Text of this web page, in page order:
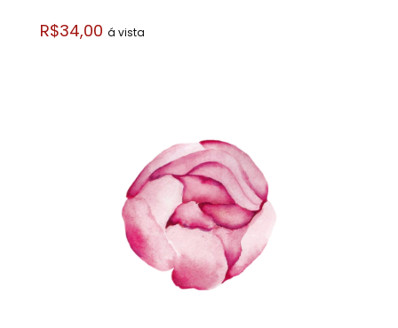
R$34,00 á vista